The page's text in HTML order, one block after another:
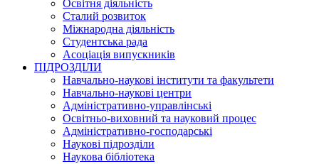
Освітня діяльність
Сталий розвиток
Міжнародна діяльність
Студентська рада
Асоціація випускників
ПІДРОЗДІЛИ
Навчально-наукові інститути та факультети
Навчально-наукові центри
Адміністративно-управлінські
Освітньо-виховний та науковий процес
Адміністративно-господарські
Наукові підрозділи
Наукова бібліотека